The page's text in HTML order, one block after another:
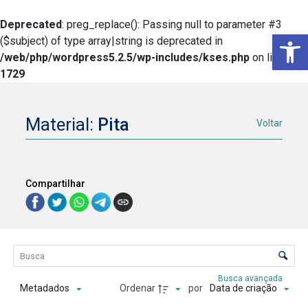
Deprecated: preg_replace(): Passing null to parameter #3
($subject) of type array|string is deprecated in
/web/php/wordpress5.2.5/wp-includes/kses.php on line
1729
Material: Pita Voltar
Compartilhar
Lista de itens
Controle de ordenação e visualização
Busca avançada
Metadados Ordenar por Data de criação